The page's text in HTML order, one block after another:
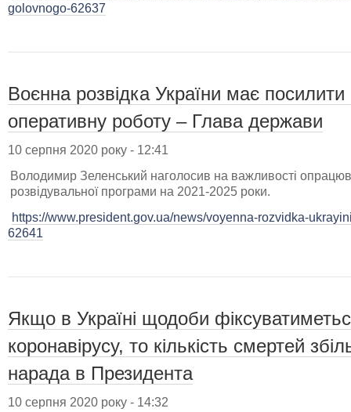
golovnogo-62637
Воєнна розвідка України має посилити
оперативну роботу – Глава держави
10 серпня 2020 року - 12:41
Володимир Зеленський наголосив на важливості
розвідувальної програми на 2021-2025 роки.
https://www.president.gov.ua/news/voyenna-rozvidka-
62641
Якщо в Україні щодоби
коронавірусу, то кількість смертей
нарада в Президента
10 серпня 2020 року - 14:32